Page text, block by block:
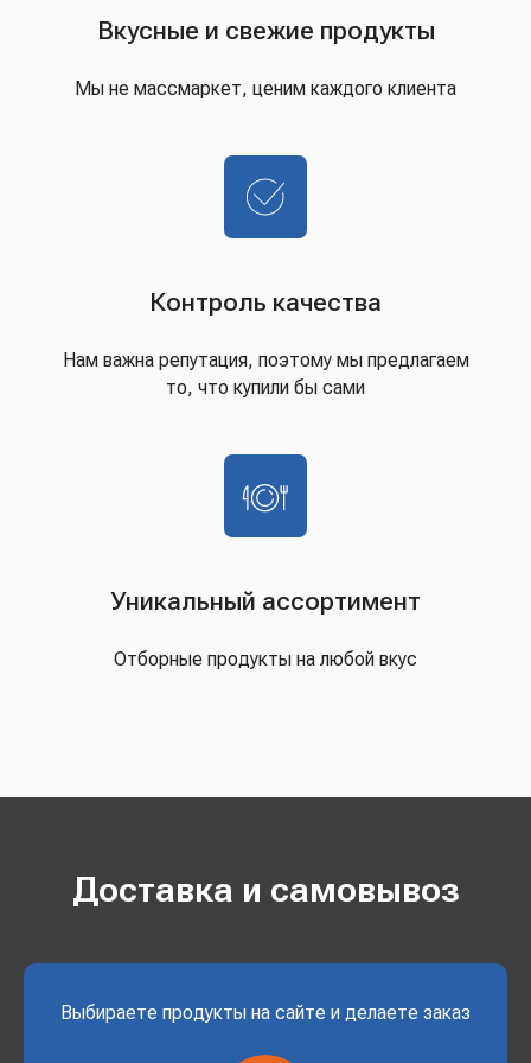
Вкусные и свежие продукты
Мы не массмаркет, ценим каждого клиента
Контроль качества
Нам важна репутация, поэтому мы предлагаем
то, что купили бы сами
Уникальный ассортимент
Отборные продукты на любой вкус
Доставка и самовывоз
Выбираете продукты на сайте и делаете заказ